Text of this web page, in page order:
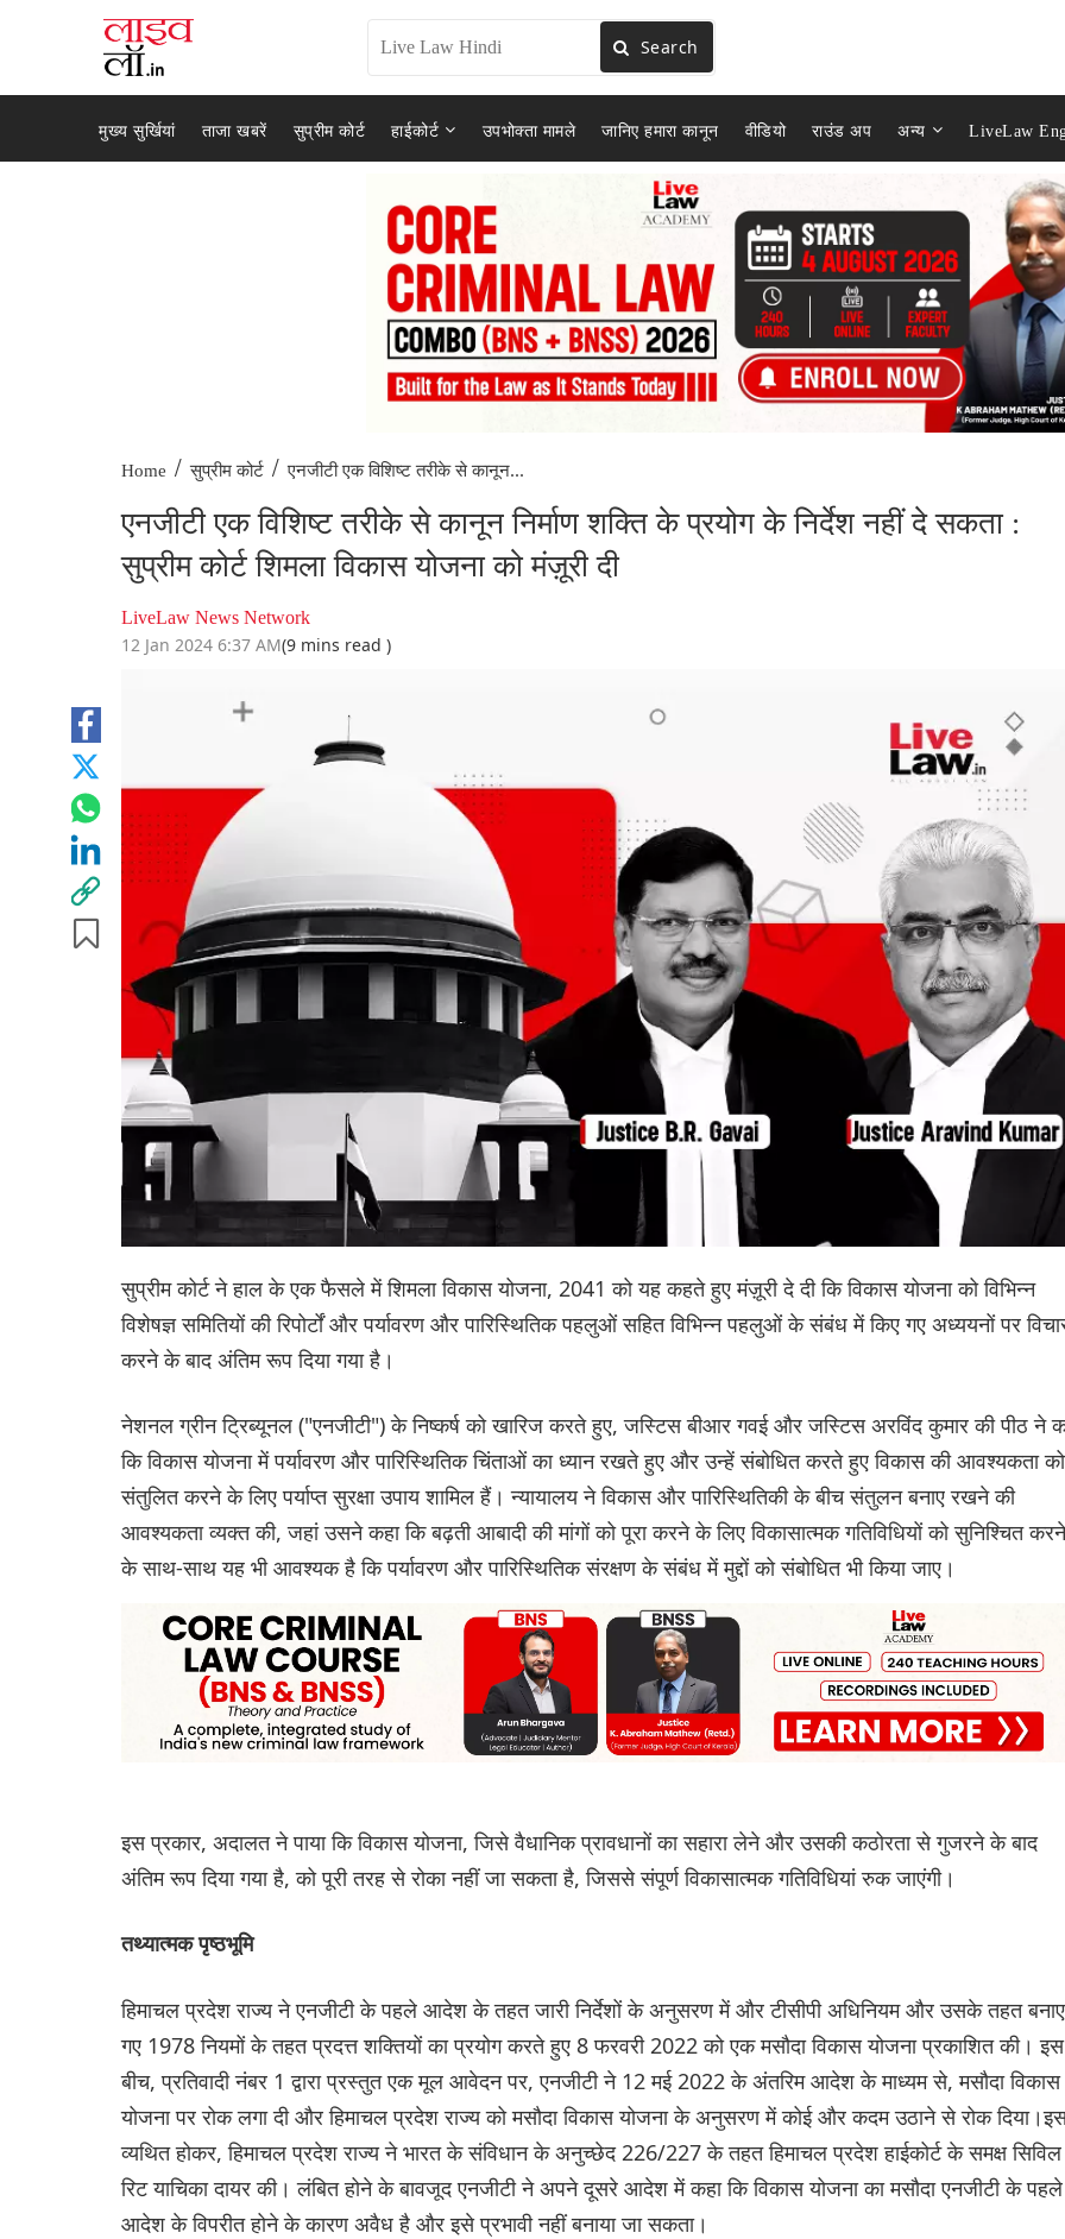
Search
मुख्य सुर्खियां ताजा खबरें सुप्रीम कोर्ट हाईकोर्ट उपभोक्ता मामले जानिए हमारा कानून वीडियो राउंड अप अन्य LiveLaw
Home / सुप्रीम कोर्ट / एनजीटी एक विशिष्ट तरीके से कानून...
एनजीटी एक विशिष्ट तरीके से कानून निर्माण शक्ति के प्रयोग के निर्देश नहीं दे सकता :
सुप्रीम कोर्ट शिमला विकास योजना को मंज़ूरी दी
LiveLaw News Network
12 Jan 2024 6:37 AM(9 mins read )
सुप्रीम कोर्ट ने हाल के एक फैसले में शिमला विकास योजना, 2041 को यह कहते हुए मंज़ूरी दे दी कि विकास योजना को विभिन्न
विशेषज्ञ समितियों की रिपोर्टों और पर्यावरण और पारिस्थितिक पहलुओं सहित विभिन्न पहलुओं के संबंध में किए गए अध्ययनों पर
करने के बाद अंतिम रूप दिया गया है।
नेशनल ग्रीन ट्रिब्यूनल ("एनजीटी") के निष्कर्ष को खारिज करते हुए, जस्टिस बीआर गवई और जस्टिस अरविंद कुमार की पीठ ने
कि विकास योजना में पर्यावरण और पारिस्थितिक चिंताओं का ध्यान रखते हुए और उन्हें संबोधित करते हुए विकास की आवश्यकता को
संतुलित करने के लिए पर्याप्त सुरक्षा उपाय शामिल हैं। न्यायालय ने विकास और पारिस्थितिकी के बीच संतुलन बनाए रखने की
आवश्यकता व्यक्त की, जहां उसने कहा कि बढ़ती आबादी की मांगों को पूरा करने के लिए विकासात्मक गतिविधियों को सुनिश्चित करने
के साथ-साथ यह भी आवश्यक है कि पर्यावरण और पारिस्थितिक संरक्षण के संबंध में मुद्दों को संबोधित भी किया जाए।
इस प्रकार, अदालत ने पाया कि विकास योजना, जिसे वैधानिक प्रावधानों का सहारा लेने और उसकी कठोरता से गुजरने के बाद
अंतिम रूप दिया गया है, को पूरी तरह से रोका नहीं जा सकता है, जिससे संपूर्ण विकासात्मक गतिविधियां रुक जाएंगी।
तथ्यात्मक पृष्ठभूमि
हिमाचल प्रदेश राज्य ने एनजीटी के पहले आदेश के तहत जारी निर्देशों के अनुसरण में और टीसीपी अधिनियम और उसके तहत बनाए
गए 1978 नियमों के तहत प्रदत्त शक्तियों का प्रयोग करते हुए 8 फरवरी 2022 को एक मसौदा विकास योजना प्रकाशित की। इस
बीच, प्रतिवादी नंबर 1 द्वारा प्रस्तुत एक मूल आवेदन पर, एनजीटी ने 12 मई 2022 के अंतरिम आदेश के माध्यम से, मसौदा विकास
योजना पर रोक लगा दी और हिमाचल प्रदेश राज्य को मसौदा विकास योजना के अनुसरण में कोई और कदम उठाने से रोक
व्यथित होकर, हिमाचल प्रदेश राज्य ने भारत के संविधान के अनुच्छेद 226/227 के तहत हिमाचल प्रदेश हाईकोर्ट के समक्ष सिविल
रिट याचिका दायर की। लंबित होने के बावजूद एनजीटी ने अपने दूसरे आदेश में कहा कि विकास योजना का मसौदा एनजीटी के पहले
आदेश के विपरीत होने के कारण अवैध है और इसे प्रभावी नहीं बनाया जा सकता।